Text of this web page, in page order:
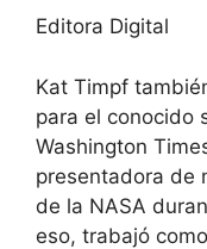
Editora Digital
Kat Timpf
para el conocido
Washington
presentadora de
de la NASA
eso, trabajó